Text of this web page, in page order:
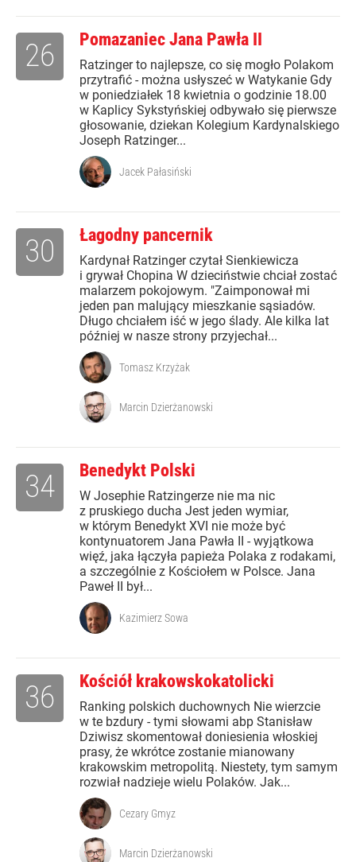
Pomazaniec Jana Pawła II
Ratzinger to najlepsze, co się mogło Polakom
przytrafić - można usłyszeć w Watykanie Gdy
w poniedziałek 18 kwietnia o godzinie 18.00
w Kaplicy Sykstyńskiej odbywało się pierwsze
głosowanie, dziekan Kolegium Kardynalskiego
Joseph Ratzinger...
26
Jacek Pałasiński
Łagodny pancernik
Kardynał Ratzinger czytał Sienkiewicza
i grywał Chopina W dzieciństwie chciał zostać
malarzem pokojowym. "Zaimponował mi
jeden pan malujący mieszkanie sąsiadów.
Długo chciałem iść w jego ślady. Ale kilka lat
później w nasze strony przyjechał...
30
Tomasz Krzyżak
Marcin Dzierżanowski
Benedykt Polski
W Josephie Ratzingerze nie ma nic
z pruskiego ducha Jest jeden wymiar,
w którym Benedykt XVI nie może być
kontynuatorem Jana Pawła II - wyjątkowa
więź, jaka łączyła papieża Polaka z rodakami,
a szczególnie z Kościołem w Polsce. Jana
Paweł II był...
34
Kazimierz Sowa
Kościół krakowskokatolicki
Ranking polskich duchownych Nie wierzcie
w te bzdury - tymi słowami abp Stanisław
Dziwisz skomentował doniesienia włoskiej
prasy, że wkrótce zostanie mianowany
krakowskim metropolitą. Niestety, tym samym
rozwiał nadzieje wielu Polaków. Jak...
36
Cezary Gmyz
Marcin Dzierżanowski